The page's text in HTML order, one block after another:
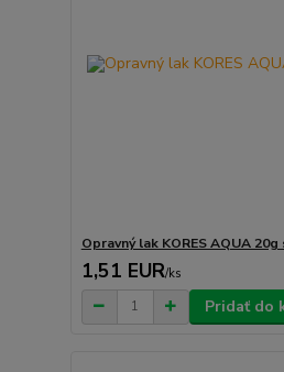
Opravný lak KORES AQUA
1,51 EUR/ks
Pridať do